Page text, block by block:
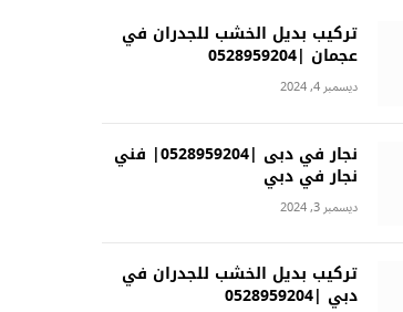
تركيب بديل الخشب للجدران في
عجمان |0528959204
ديسمبر 4, 2024
نجار في دبى |0528959204| فني
نجار في دبي
ديسمبر 3, 2024
تركيب بديل الخشب للجدران في
دبي |0528959204